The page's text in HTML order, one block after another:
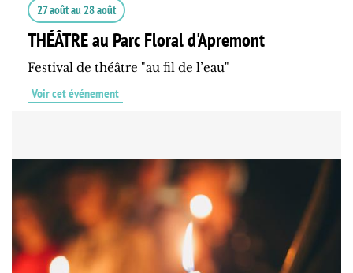
27 aoûtau 28 août
THÉÂTRE au Parc Floral d'Apremont
Festival de théâtre "au fil de l’eau"
Voir cet événement